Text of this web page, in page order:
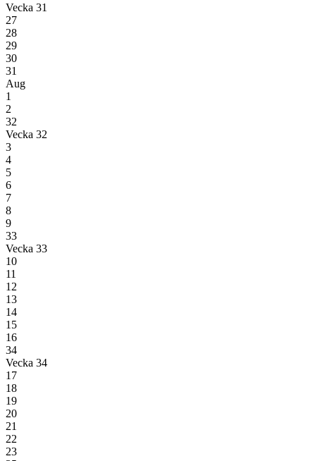
Vecka 31
27
28
29
30
31
Aug
1
2
32
Vecka 32
3
4
5
6
7
8
9
33
Vecka 33
10
11
12
13
14
15
16
34
Vecka 34
17
18
19
20
21
22
23